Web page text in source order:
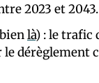
2023 et 2043.
là) : le trafic
dérèglement